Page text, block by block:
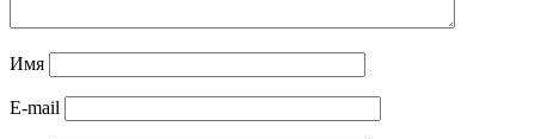
Имя
E-mail